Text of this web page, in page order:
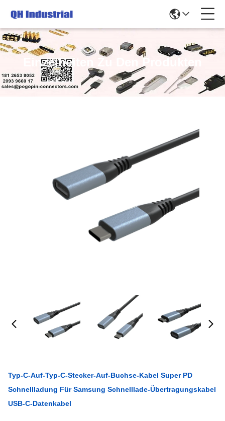
Einzelheiten Zu Den Produkten
Typ-C-Auf-Typ-C-Stecker-Auf-Buchse-Kabel Super PD
Schnellladung Für Samsung Schnelllade-Übertragungskabel
USB-C-Datenkabel